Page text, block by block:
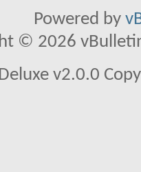
Powered by
© 2026
v2.0.0